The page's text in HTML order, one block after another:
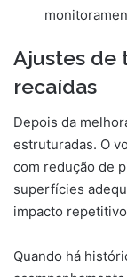
Ajustes de
recaídas
Depois da
estruturadas. O
com redução de
superfícies
impacto
Quando há